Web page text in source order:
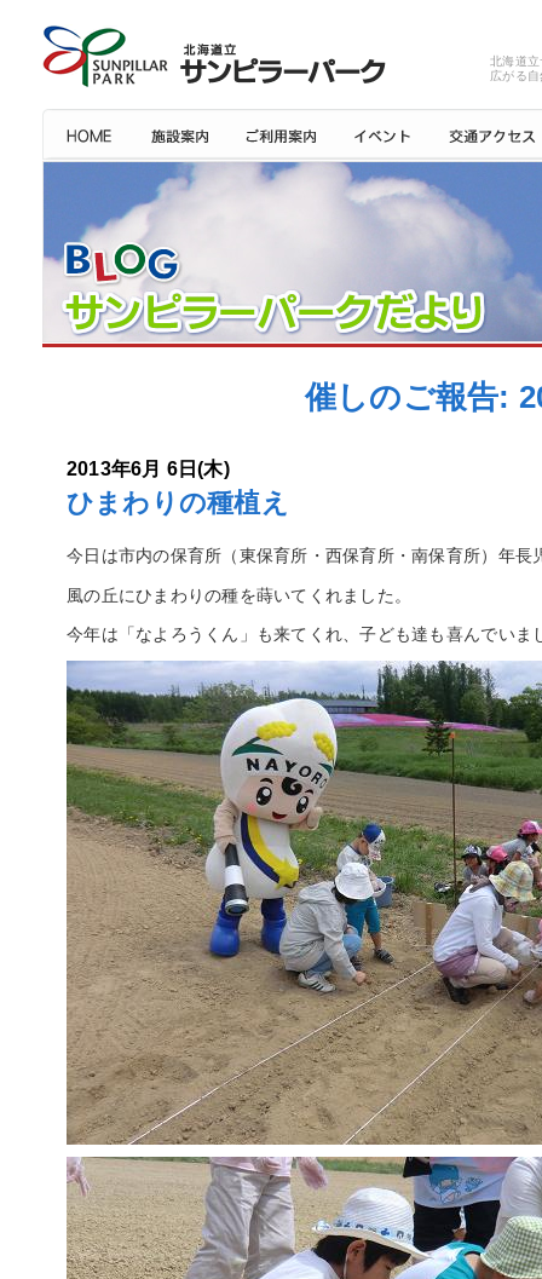
北海道
広がる
催しのご報告:
2013年6月 6日(木)
ひまわりの種植え
今日は市内の保育所（東保育所・西保育所・南保育所）年長
風の丘にひまわりの種を蒔いてくれました。
今年は「なよろうくん」も来てくれ、子ども達も喜んでいま